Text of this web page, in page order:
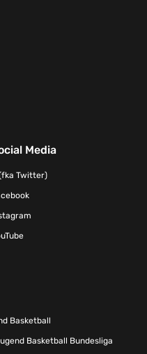
Media
Twitter)
Basketball
Basketball Bundesliga